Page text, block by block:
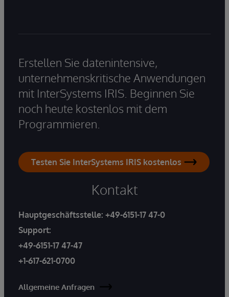
Erstellen Sie datenintensive,
unternehmenskritische Anwendungen
mit InterSystems IRIS. Beginnen Sie
noch heute kostenlos mit dem
Programmieren.
Testen Sie InterSystems IRIS kostenlos
Kontakt
Hauptgeschäftsstelle: +49-6151-17 47-0
Support:
+49-6151-17 47-47
+1-617-621-0700
Allgemeine Anfragen